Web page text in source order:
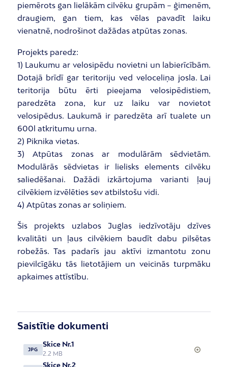
piemērots gan lielākām cilvēku grupām – ģimenēm,
draugiem, gan tiem, kas vēlas pavadīt laiku
vienatnē, nodrošinot dažādas atpūtas zonas.
Projekts paredz:
1) Laukumu ar velosipēdu novietni un labierīcībām.
Dotajā brīdī gar teritoriju ved veloceliņa josla. Lai
teritorija būtu ērti pieejama velosipēdistiem,
paredzēta zona, kur uz laiku var novietot
velosipēdus. Laukumā ir paredzēta arī tualete un
600l atkritumu urna.
2) Piknika vietas.
3) Atpūtas zonas ar modulārām sēdvietām.
Modulārās sēdvietas ir lielisks elements cilvēku
saliedēšanai. Dažādi izkārtojuma varianti ļauj
cilvēkiem izvēlēties sev atbilstošu vidi.
4) Atpūtas zonas ar soliņiem.
Šis projekts uzlabos Juglas iedzīvotāju dzīves
kvalitāti un ļaus cilvēkiem baudīt dabu pilsētas
robežās. Tas padarīs jau aktīvi izmantotu zonu
pievilcīgāku tās lietotājiem un veicinās turpmāku
apkaimes attīstību.
Saistītie dokumenti
JPG
Skice Nr.1
2.2 MB
Skice Nr.2